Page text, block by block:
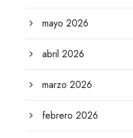
mayo 2026
abril 2026
marzo 2026
febrero 2026